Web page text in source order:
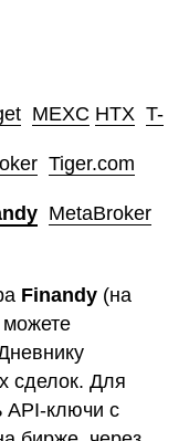
ㅤ MEXC HTXㅤ T-
Tiger.com
ㅤ MetaBroker
Finandy (на
сделок. Для
API-ключи с